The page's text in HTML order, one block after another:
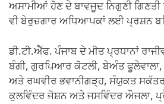
ਅਸਾਮੀਆਂ ਹੋਣ ਦੇ ਬਾਵਜੂਦ ਨਿਗੁਣੀ
ਵੀ ਬੇਰੁਜ਼ਗਾਰ ਅਧਿਆਪਕਾਂ ਲਈ ਪ੍ਰਸ਼ਨ
ਡੀ.ਟੀ.ਐੱਫ. ਪੰਜਾਬ ਦੇ ਮੀਤ ਪ੍ਰਧਾਨਾਂ
ਬੰਗੀ, ਗੁਰਪਿਆਰ ਕੋਟਲੀ, ਬੇਅੰਤ ਫੂਲੇਵਾਲਾ,
ਅਤੇ ਰਘਵੀਰ ਭਵਾਨੀਗੜ੍ਹ, ਸੰਯੁਕਤ
ਕੁਲਵਿੰਦਰ ਜੋਸ਼ਨ ਅਤੇ ਜਸਵਿੰਦਰ ਔਜਲਾ,